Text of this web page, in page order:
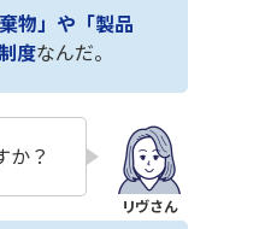
物」や「製品
度なんだ。
か？